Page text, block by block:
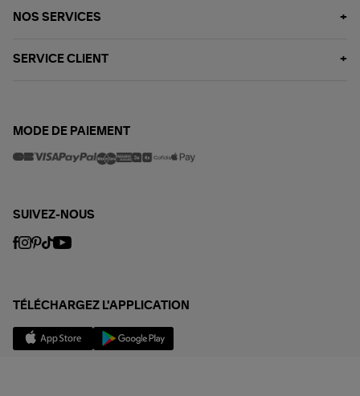
NOS SERVICES
SERVICE CLIENT
MODE DE PAIEMENT
SUIVEZ-NOUS
TÉLÉCHARGEZ L'APPLICATION